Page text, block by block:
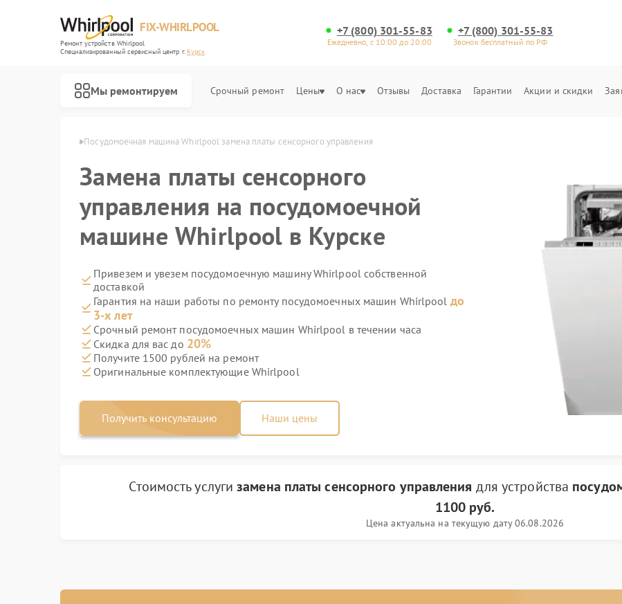
FIX-WHIRLPOOL
Ремонт устройств Whirlpool
Специализированный cервисный центр г. Курск
+7 (800) 301-55-83
Ежедневно, с 10:00 до 20:00
+7 (800) 301-55-83
Звонок бесплатный по РФ
Мы ремонтируем Срочный ремонт Цены О нас Отзывы Доставка Гарантии Акции и скидки
Whirlpool в Курске Посудомоечная машина Whirlpool замена платы сенсорного управления
Замена платы сенсорного
управления на посудомоечной
машине Whirlpool в Курске
Привезем и увезем посудомоечную машину Whirlpool собственной
доставкой
Гарантия на наши работы по ремонту посудомоечных машин Whirlpool до
3-х лет
Срочный ремонт посудомоечных машин Whirlpool в течении часа
Скидка для вас до 20%
Получите 1500 рублей на ремонт
Оригинальные комплектующие Whirlpool
Получить консультацию Наши цены
Стоимость услугизамена платы сенсорного управления для устройства
1100 руб.
Цена актуальна на текущую дату 06.08.2026